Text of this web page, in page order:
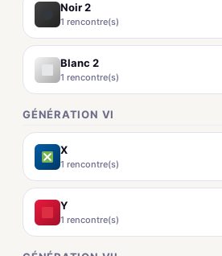
Noir 2
1 rencontre(s)
Blanc 2
1 rencontre(s)
GÉNÉRATION VI
X
1 rencontre(s)
Y
1 rencontre(s)